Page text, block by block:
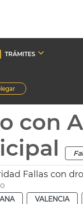
TRÁMITES
con
Fallas con
VALENCIA